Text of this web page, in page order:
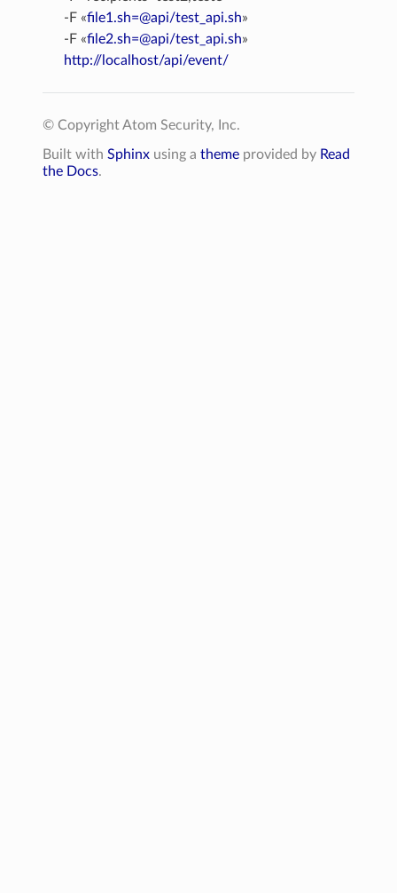
-F «file1.sh=@api/test_api.sh»
-F «file2.sh=@api/test_api.sh»
http://localhost/api/event/
© Copyright Atom Security, Inc.
Built withSphinx using atheme provided by Read
the Docs.